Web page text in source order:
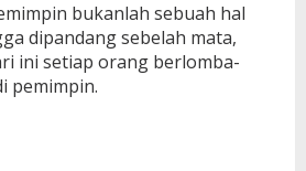
bukanlah sebuah hal
dipandang sebelah mata,
ini setiap orang berlomba-
pemimpin.